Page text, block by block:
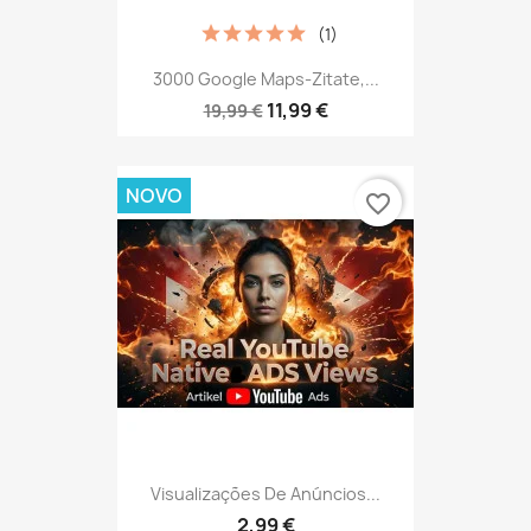
3000 Google Maps-Zitate,...
19,99 € 11,99 €
(1)
Visualizações De Anúncios...
2,99 €
NOVO favorite_border